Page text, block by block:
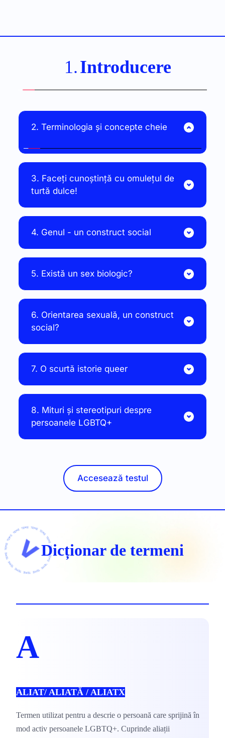
Introducere
3. Faceți cunoștință cu omulețul de
6. Orientarea sexuală, un construct
social?
7. O scurtă istorie queer
8. Mituri și stereotipuri despre
Accesează testul
Dicționar de termeni
A
ALIAT/ ALIATĂ / ALIATX
Termen utilizat pentru a descrie o persoană care sprijină în
mod activ persoanele LGBTQ+. Cuprinde aliații